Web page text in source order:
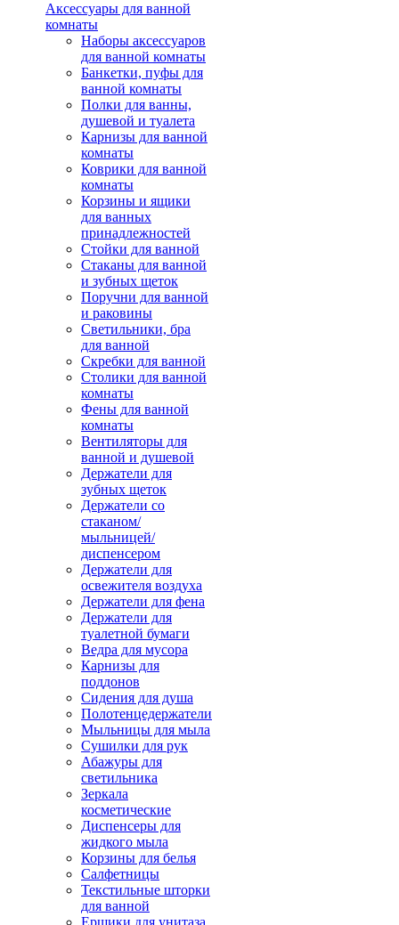
Аксессуары для ванной
комнаты
Наборы аксессуаров
для ванной комнаты
Банкетки, пуфы для
ванной комнаты
Полки для ванны,
душевой и туалета
Карнизы для ванной
комнаты
Коврики для ванной
комнаты
Корзины и ящики
для ванных
принадлежностей
Стойки для ванной
Стаканы для ванной
и зубных щеток
Поручни для ванной
и раковины
Светильники, бра
для ванной
Скребки для ванной
Столики для ванной
комнаты
Фены для ванной
комнаты
Вентиляторы для
ванной и душевой
Держатели для
зубных щеток
Держатели со
стаканом/
мыльницей/
диспенсером
Держатели для
освежителя воздуха
Держатели для фена
Держатели для
туалетной бумаги
Ведра для мусора
Карнизы для
поддонов
Сидения для душа
Полотенцедержатели
Мыльницы для мыла
Сушилки для рук
Абажуры для
светильника
Зеркала
косметические
Диспенсеры для
жидкого мыла
Корзины для белья
Салфетницы
Текстильные шторки
для ванной
Ершики для унитаза